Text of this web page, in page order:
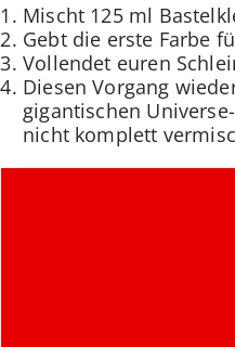
Mischt 125 ml
Gebt die erste Farbe
Vollendet euren
Diesen Vorgang
gigantischen
nicht komplett